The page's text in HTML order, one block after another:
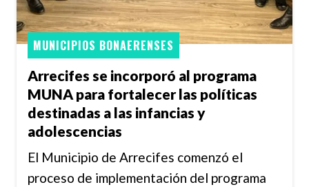
Arrecifes se incorporó al programa
MUNA para fortalecer las políticas
destinadas a las infancias y
adolescencias
MUNICIPIOS BONAERENSES
El Municipio de Arrecifes comenzó el
proceso de implementación del programa